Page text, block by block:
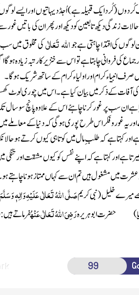
کُردوں(کُردایک قبیلہ ہے)اُجڈ دیہاتیوں اور ایسے
زندگی دیکھ تابعین کو دیکھ اور پھر ان کی باتیں
کی اقتدا چاہتی ہے جواللہتَعَالٰیکی مخلوق میں
کی فروانی چاہتا ہے تو اس سے خنزیر کا رتبہ زیادہ
انبیاء کرام اور اولیاء کرام کے ساتھ شریک ہوگا۔
آفات کے ذکر میں بیان کیا ہے۔ اس میں چوری لُوٹ
ان سب پر غور کرنا چاہئے اس کے علاوہ پانچ سو
یہ غور و فکر اس طرح پوری ہوگی کہ دنیا کے
کہتا ہے کہ طلبِ مال میں کوتاہی کیوں کرتے ہو
ہے اور کہتا ہے کہ اپنے نفس کو کیوں مشقت اور تنگی
میں مشغول ہیں تم ان سے کہاں ممتاز ہونا چاہتے
میرے خلیل(نبی کریمصَلَّی اللہُ تَعَالٰی عَلَیْہِ وَاٰلِہٖ
حضرت ابو ہریرہرَضِیَ اللہُ تَعَالٰی عَنْہُفرماتے